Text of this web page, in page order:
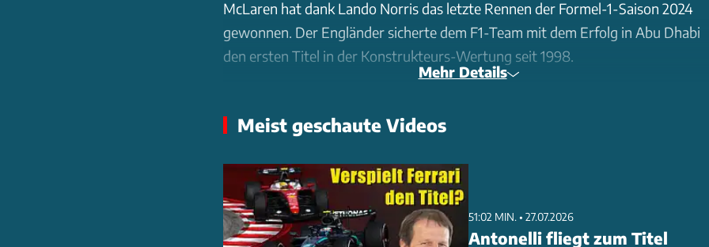
McLaren hat dank Lando Norris das letzte Rennen der Formel-1-Saison 2024
gewonnen. Der Engländer sicherte dem F1-Team mit dem Erfolg in Abu Dhabi
den ersten Titel in der Konstrukteurs-Wertung seit 1998.
Piastri aber nochmal Würze in den WM-Kampf zwischen McLaren und Ferrari.
Sekunden-Strafe. Der Weltmeister bezeichnete die Stewards als "dumme
Idioten" und war mit der Strafe nicht einverstanden.
Ferrari landete zwar auf den Plätzen zwei und drei mit Carlos Sainz und Charles
Mehr Details
Meist geschaute Videos
51:02 MIN. • 27.07.2026
Antonelli fliegt zum Titel